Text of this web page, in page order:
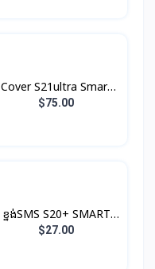
Cover S21ultra Smart
Clear View With S-Pen
$75.00
ខ្នង់SMS S20+ SMART
LED Original
$27.00